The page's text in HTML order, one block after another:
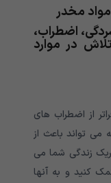
مخدر
اضطراب،
در موارد
از اضطراب های
تواند باعث از
زندگی شما می
کنید و به آنها